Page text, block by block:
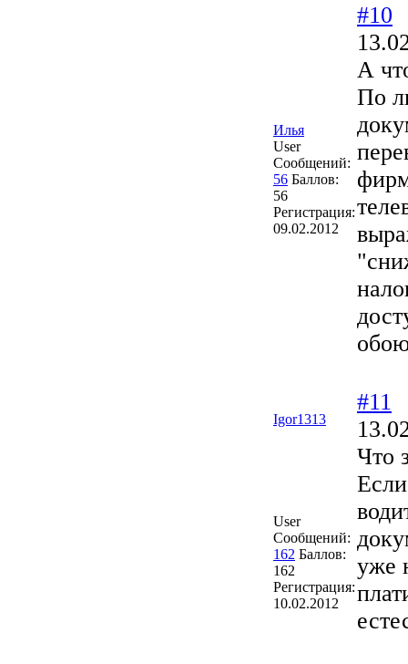
Илья
User
Сообщений:
56 Баллов:
56
Регистрация:
09.02.2012
#10
А
По
Igor1313
User
Сообщений:
162 Баллов:
162
Регистрация:
10.02.2012
#11
Что
уже